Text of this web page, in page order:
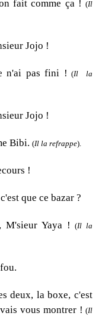
fait comme ça ! (Il
Jojo !
n'ai pas fini ! (Il la
Jojo !
Bibi. (Il la refrappe).
!
que ce bazar ?
M'sieur Yaya ! (Il la
deux, la boxe, c'est
vous montrer ! (Il